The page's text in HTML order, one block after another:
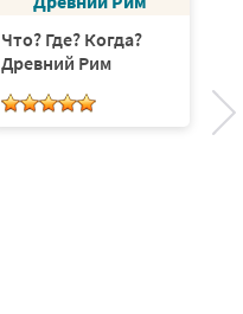
Что? Где? Когда?
Древний Рим